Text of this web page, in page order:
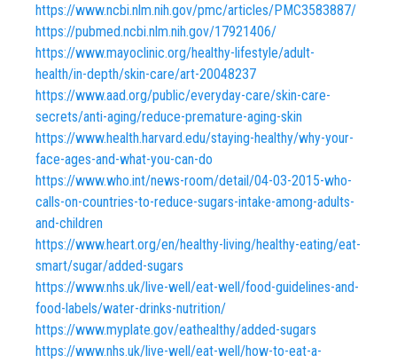
https://www.ncbi.nlm.nih.gov/pmc/articles/PMC3583887/
https://pubmed.ncbi.nlm.nih.gov/17921406/
https://www.mayoclinic.org/healthy-lifestyle/adult-
health/in-depth/skin-care/art-20048237
https://www.aad.org/public/everyday-care/skin-care-
secrets/anti-aging/reduce-premature-aging-skin
https://www.health.harvard.edu/staying-healthy/why-your-
face-ages-and-what-you-can-do
https://www.who.int/news-room/detail/04-03-2015-who-
calls-on-countries-to-reduce-sugars-intake-among-adults-
and-children
https://www.heart.org/en/healthy-living/healthy-eating/eat-
smart/sugar/added-sugars
https://www.nhs.uk/live-well/eat-well/food-guidelines-and-
food-labels/water-drinks-nutrition/
https://www.myplate.gov/eathealthy/added-sugars
https://www.nhs.uk/live-well/eat-well/how-to-eat-a-